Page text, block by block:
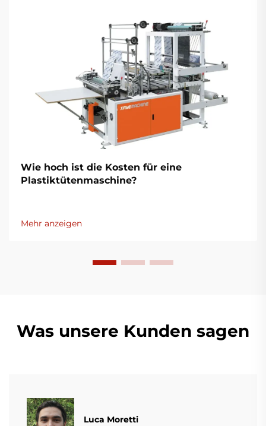
Wie hoch ist die Kosten für eine
Plastiktütenmaschine?
Mehr anzeigen
Was unsere Kunden sagen
Luca Moretti